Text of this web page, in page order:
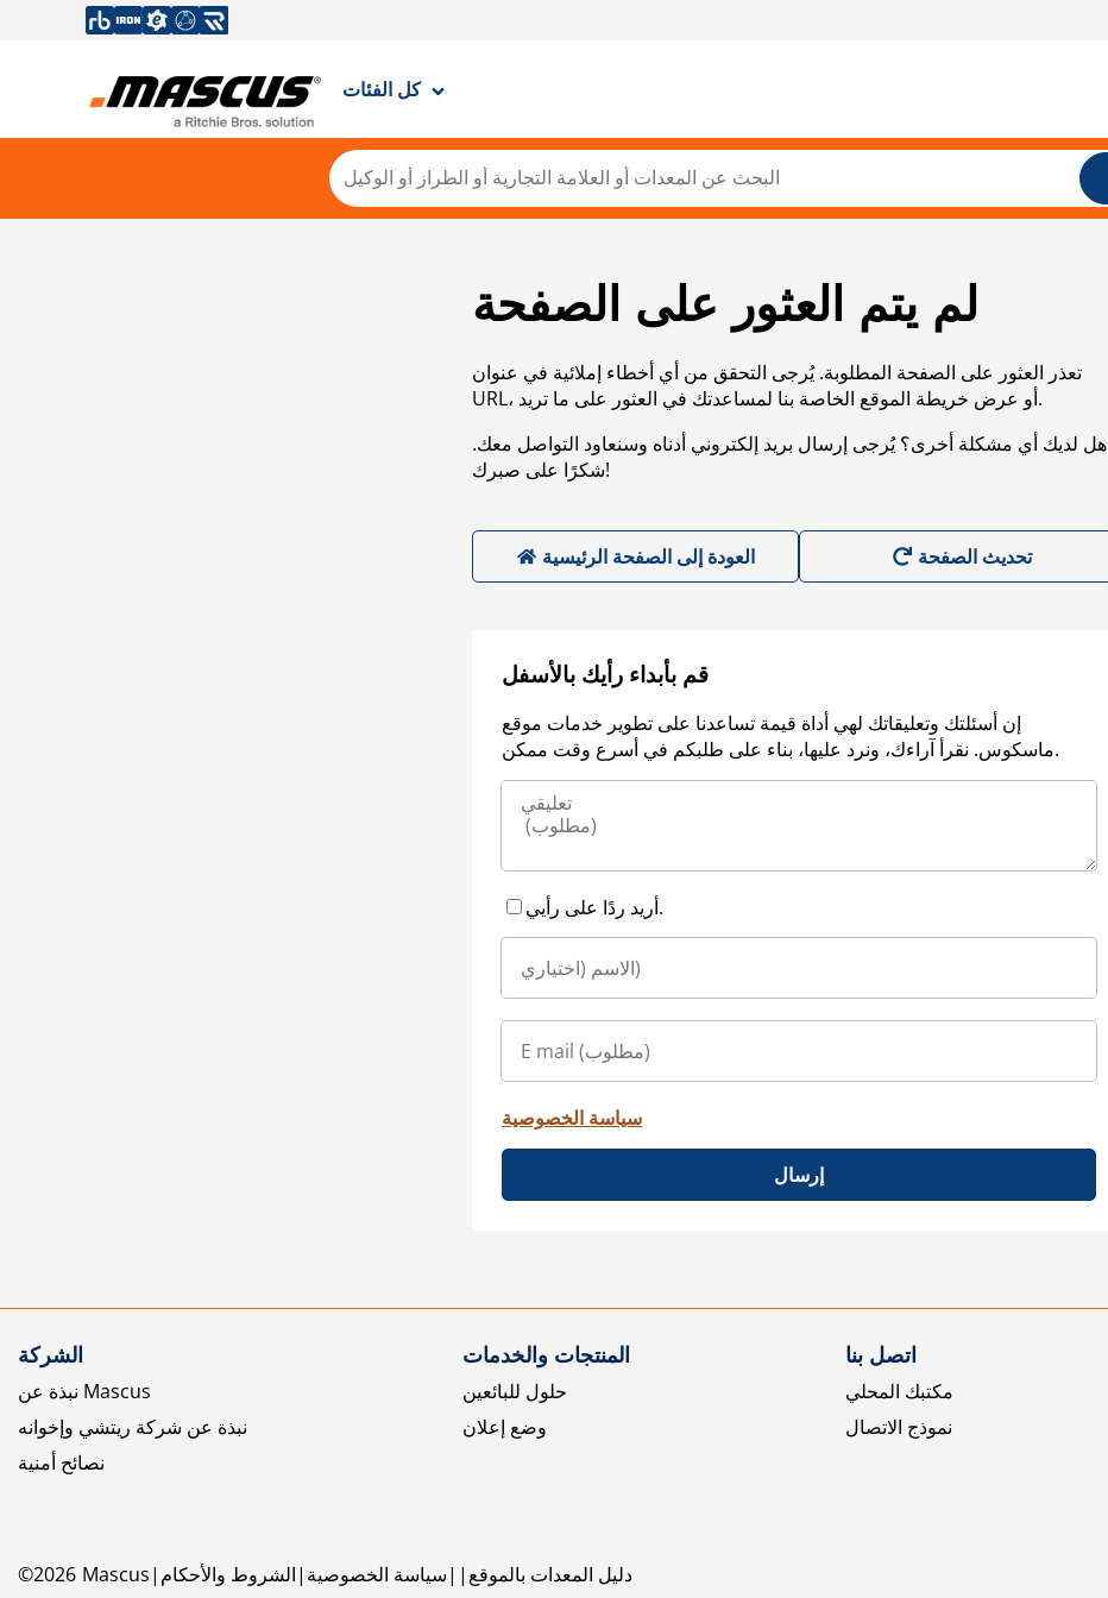
كل الفئات
لم يتم العثور على الصفحة
تعذر العثور على الصفحة المطلوبة. يُرجى التحقق من أي أخطاء إملائية في عنوان
URL، أو عرض خريطة الموقع الخاصة بنا لمساعدتك في العثور على ما تريد.
هل لديك أي مشكلة أخرى؟ يُرجى إرسال بريد إلكتروني أدناه وسنعاود التواصل معك.
شكرًا على صبرك!
العودة إلى الصفحة الرئيسية
قم بأبداء رأيك بالأسفل
إن أسئلتك وتعليقاتك لهي أداة قيمة تساعدنا على تطوير خدمات موقع
ماسكوس. نقرأ آراءك، ونرد عليها، بناء على طلبكم في أسرع وقت ممكن.
أريد ردًا على رأيي.
سياسة الخصوصية
إرسال
الشركة
نبذة عن Mascus
نبذة عن شركة ريتشي وإخوانه
نصائح أمنية
المنتجات والخدمات
حلول للبائعين
وضع إعلان
اتصل بنا
مكتبك المحلي
نموذج الاتصال
©2026 Mascus الشروط والأحكام سياسة الخصوصية دليل المعدات بالموقع